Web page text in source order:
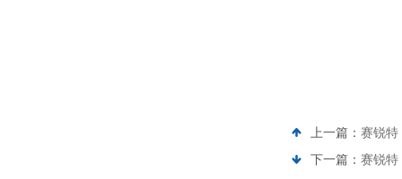
上一篇： 赛锐特
下一篇： 赛锐特